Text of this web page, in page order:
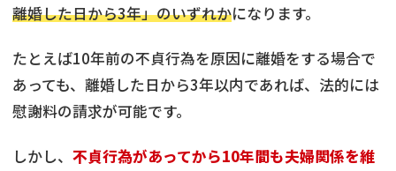
離婚した日から3年」のいずれかになります。
たとえば10年前の不貞行為を原因に離婚をする場合で
あっても、離婚した日から3年以内であれば、法的には
慰謝料の請求が可能です。
しかし、 不貞行為があってから10年間も夫婦関係を維